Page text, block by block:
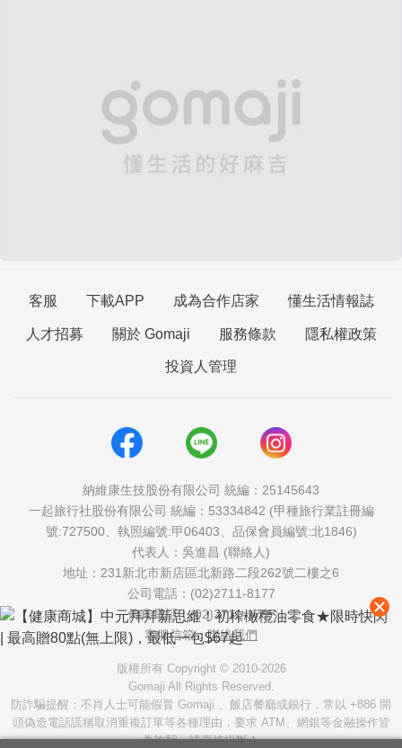
客服 下載APP 成為合作店家 懂生活情報誌
人才招募 關於 Gomaji 服務條款 隱私權政策
投資人管理
納維康生技股份有限公司 統編：25145643
一起旅行社股份有限公司 統編：53334842 (甲種旅行業註冊編
號:727500、執照編號:甲06403、品保會員編號:北1846)
代表人：吳進昌 (聯絡人)
地址：231新北市新店區北新路二段262號二樓之6
公司電話：(02)2711-8177
傳真電話：(02)2711-1757
客服信箱：聯絡我們
版權所有 Copyright © 2010-2026
Gomaji All Rights Reserved.
防詐騙提醒：不肖人士可能假冒 Gomaji 、飯店餐廳或銀行，常以 +886 開
頭偽造電話謊稱取消重複訂單等各種理由，要求 ATM、網銀等金融操作皆
為詐騙，請直接掛斷！